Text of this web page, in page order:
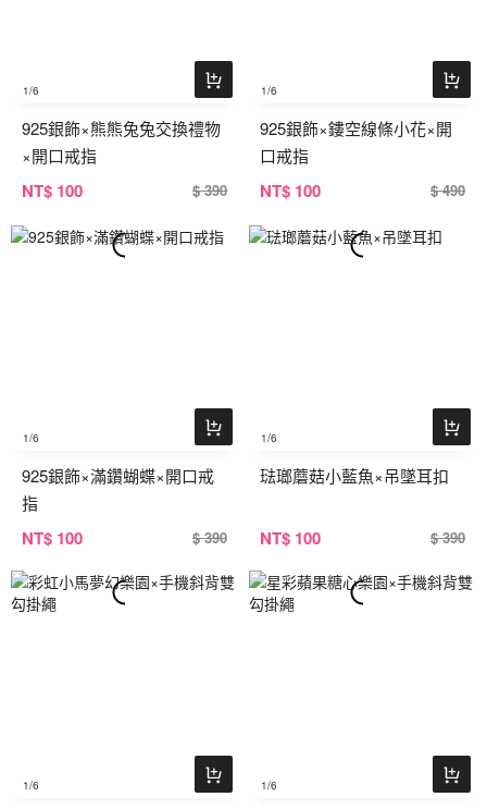
1/6
925銀飾×熊熊兔兔交換禮物
×開口戒指
NT$ 100 $ 390
1/6
925銀飾×鏤空線條小花×開
口戒指
NT$ 100 $ 490
1/6
925銀飾×滿鑽蝴蝶×開口戒
指
NT$ 100 $ 390
1/6
琺瑯蘑菇小藍魚×吊墜耳扣
NT$ 100 $ 390
1/6 1/6